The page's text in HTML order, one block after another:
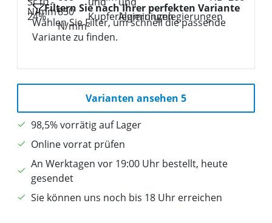
Filtern Sie nach Ihrer perfekten Variante
Wählen Sie Filter, um schnell die passende
Variante zu finden.
Varianten ansehen 5
98,5% vorrätig auf Lager
Online vorrat prüfen
An Werktagen vor 19:00 Uhr bestellt, heute
gesendet
Sie können uns noch bis 18 Uhr erreichen